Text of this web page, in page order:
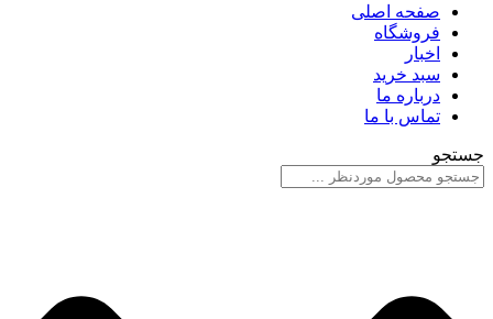
صفحه اصلی
فروشگاه
اخبار
سبد خرید
درباره ما
تماس با ما
جستجو